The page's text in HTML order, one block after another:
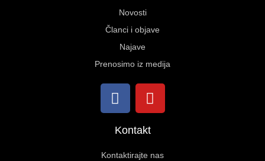
Novosti
Članci i objave
Najave
Prenosimo iz medija
Kontakt
Kontaktirajte nas